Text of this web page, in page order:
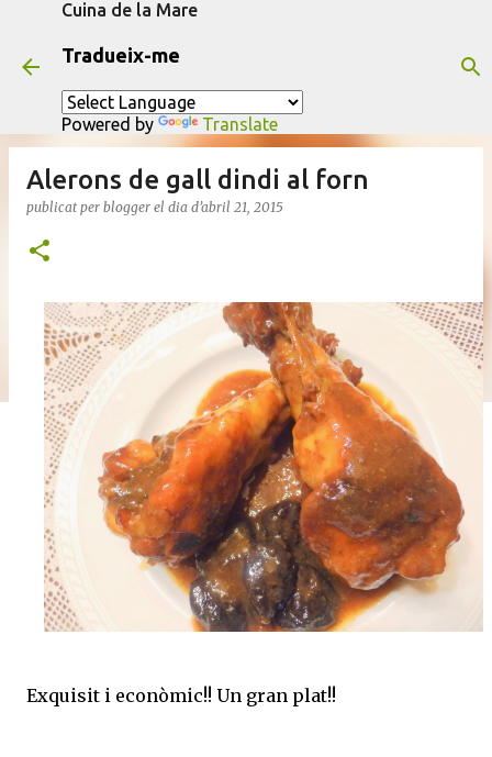
Cuina de la Mare
Tradueix-me
Powered by Translate
Alerons de gall dindi al forn
publicat per blogger el dia d’abril 21, 2015
Exquisit i econòmic!! Un gran plat!!